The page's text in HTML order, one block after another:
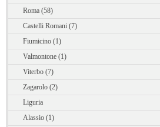
Roma (58)
Castelli Romani (7)
Fiumicino (1)
Valmontone (1)
Viterbo (7)
Zagarolo (2)
Liguria
Alassio (1)